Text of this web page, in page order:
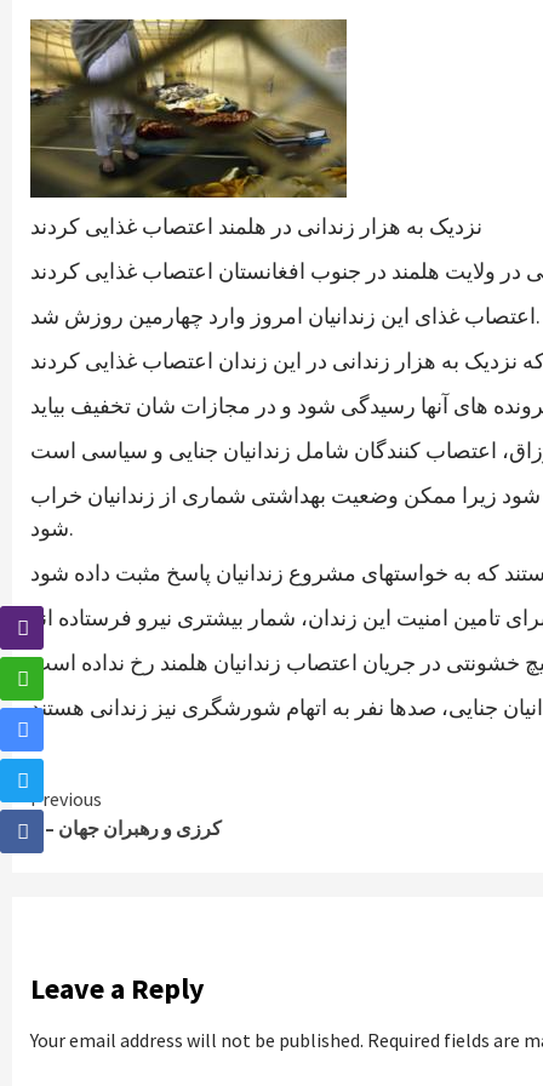
نزدیک به هزار زندانی در هلمند اعتصاب غذایی کردند
اعتصاب غذای این زندانیان امروز وارد چهارمین روزش شد.
شود زیرا ممکن وضعیت بهداشتی شماری از زندانیان خراب
شود.
Continue
Reading
Previous
کرزی و رهبران جهان – ۱
Leave a Reply
Your email address will not be published. Required fields are